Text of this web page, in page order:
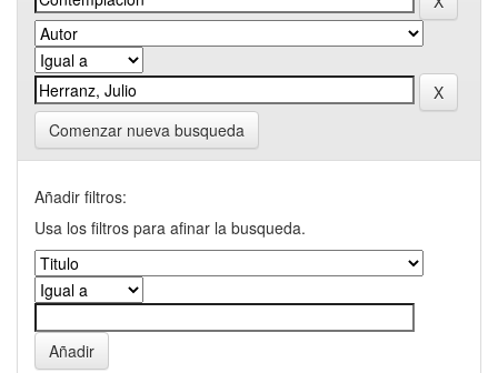
Comenzar nueva busqueda
Añadir filtros:
Usa los filtros para afinar la busqueda.